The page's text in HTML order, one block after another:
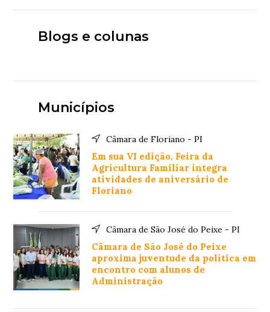
Blogs e colunas
Municípios
Câmara de Floriano - PI
Em sua VI edição, Feira da
Agricultura Familiar integra
atividades de aniversário de
Floriano
Câmara de São José do Peixe - PI
Câmara de São José do Peixe
aproxima juventude da política em
encontro com alunos de
Administração